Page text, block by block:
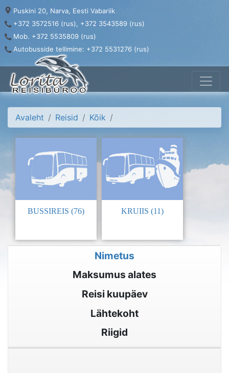
Puskini 20, Narva, Eesti Vabariik
+372 3572516 (rus), +372 3543589 (rus)
Mob. +372 5535809 (rus)
Autobusside tellimine: +372 5531276 (rus)
Avaleht Reisid Kõik
BUSSIREIS (76) KRUIIS (11)
Nimetus
Maksumus alates
Reisi kuupäev
Lähtekoht
Riigid